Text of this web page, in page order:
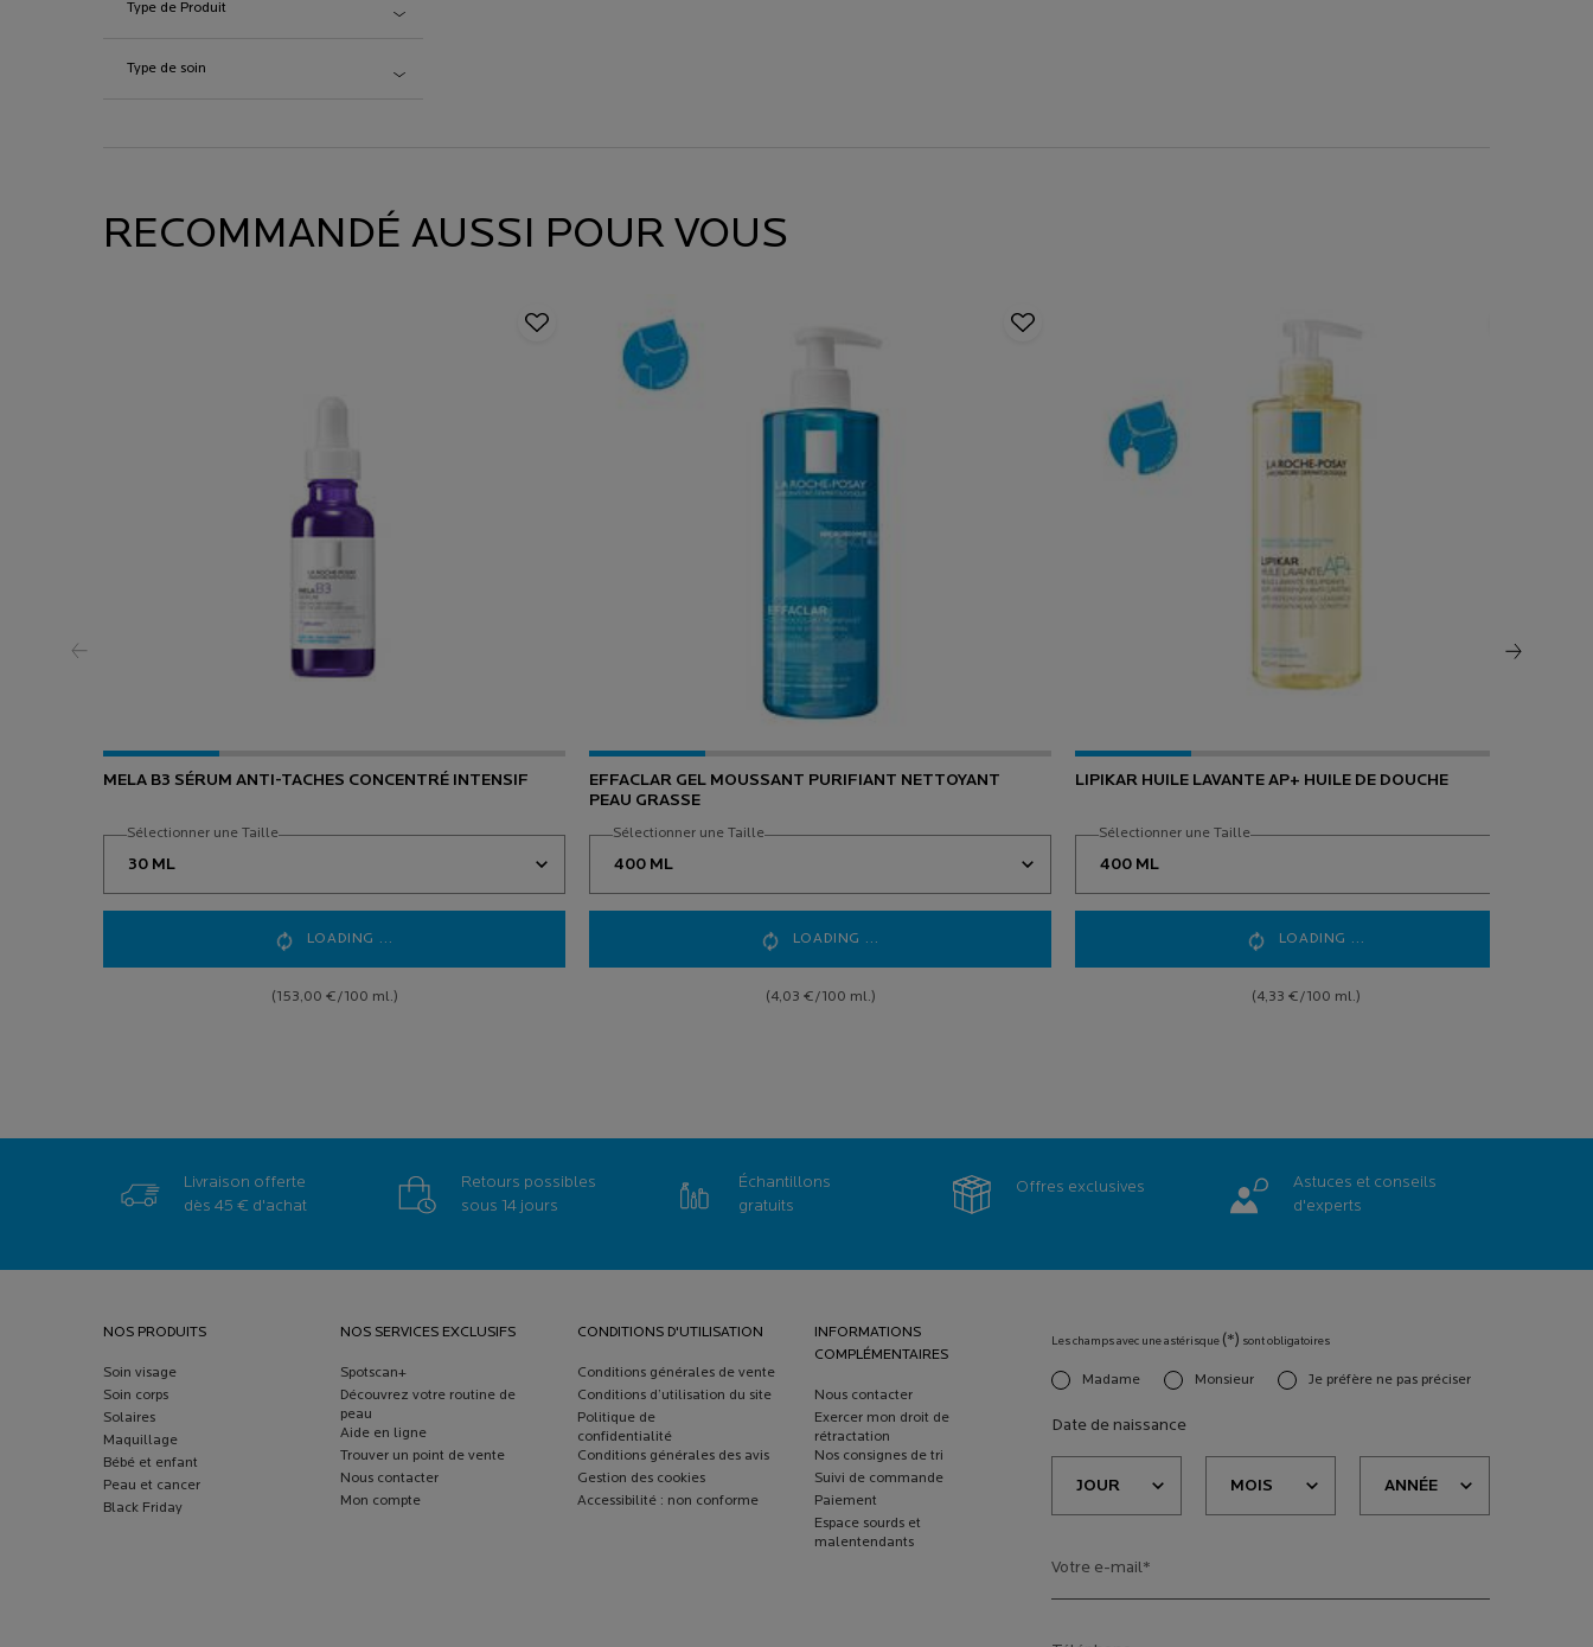
Type de Produit
Type de soin
RECOMMANDÉ AUSSI POUR VOUS
MELA B3 SÉRUM ANTI-TACHES CONCENTRÉ INTENSIF
Sélectionner une Taille
LOADING ...
(153,00 €/100 ml.)
EFFACLAR GEL MOUSSANT PURIFIANT NETTOYANT
PEAU GRASSE
Sélectionner une Taille
LOADING ...
(4,03 €/100 ml.)
LIPIKAR HUILE LAVANTE AP+ HUILE DE DOUCHE
Sélectionner une Taille
LOADING ...
(4,33 €/100 ml.)
Livraison offerte
dès 45 € d'achat
Retours possibles
sous 14 jours
Échantillons
gratuits
Offres exclusives
Astuces et conseils
d'experts
NOS PRODUITS
Soin visage
Soin corps
Solaires
Maquillage
Bébé et enfant
Peau et cancer
Black Friday
NOS SERVICES EXCLUSIFS
Spotscan+
Découvrez votre routine de
peau
Aide en ligne
Trouver un point de vente
Nous contacter
Mon compte
CONDITIONS D'UTILISATION
Conditions générales de vente
Conditions d’utilisation du site
Politique de
confidentialité
Conditions générales des avis
Gestion des cookies
Accessibilité : non conforme
INFORMATIONS
COMPLÉMENTAIRES
Nous contacter
Exercer mon droit de
rétractation
Nos consignes de tri
Suivi de commande
Paiement
Espace sourds et
malentendants
Les champs avec une astérisque (*) sont obligatoires
newslettersignup.title.legend
Madame Monsieur Je préfère ne pas préciser
Date de naissance
Votre e-mail*